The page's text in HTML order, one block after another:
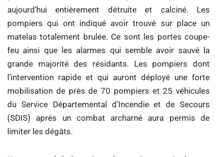
aujourd’hui entièrement détruite et calciné. Les
pompiers qui ont indiqué avoir trouvé sur place un
matelas totalement brulée. Ce sont les portes coupe-
feu ainsi que les alarmes qui semble avoir sauvé la
grande majorité des résidants. Les pompiers dont
l’intervention rapide et qui auront déployé une forte
mobilisation de près de 70 pompiers et 25 véhicules
du Service Départemental d’Incendie et de Secours
(SDIS) après un combat archarné aura permis de
limiter les dégâts.